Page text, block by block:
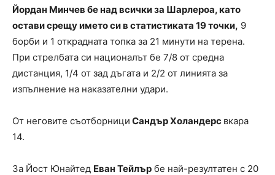
Йордан Минчев бе над всички за Шарлероа, като
остави срещу името си в статистиката 19 точки, 9
борби и 1 открадната топка за 21 минути на терена.
При стрелбата си националът бе 7/8 от средна
дистанция, 1/4 от зад дъгата и 2/2 от линията за
изпълнение на наказателни удари.
От неговите съотборници Сандър Холандерс вкара
14.
За Йост Юнайтед Еван Тейлър бе най-резултатен с 20